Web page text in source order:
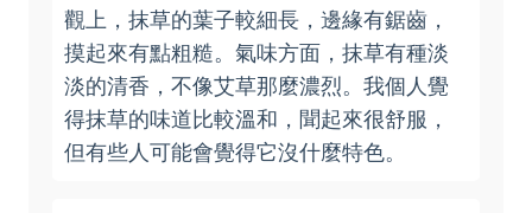
觀上，抹草的葉子較細長，邊緣有鋸齒，
摸起來有點粗糙。氣味方面，抹草有種淡
淡的清香，不像艾草那麼濃烈。我個人覺
得抹草的味道比較溫和，聞起來很舒服，
但有些人可能會覺得它沒什麼特色。